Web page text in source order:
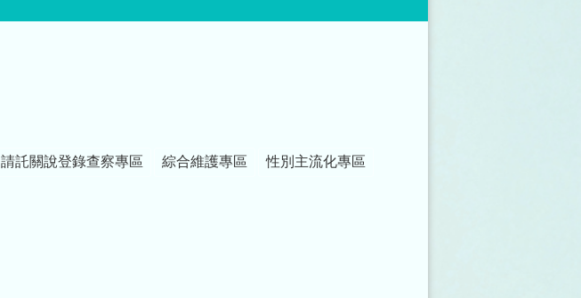
請託關說登錄查察專區 綜合維護專區 性別主流化專區